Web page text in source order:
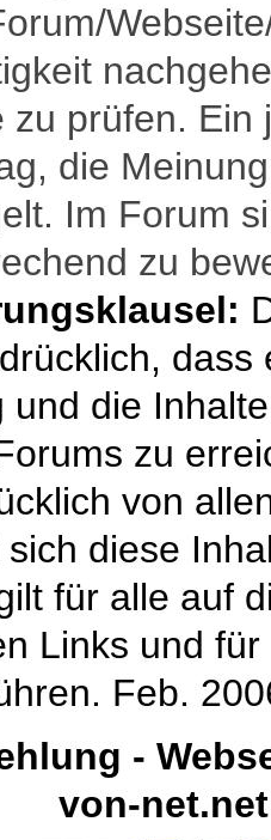
zu prüfen.
die
Im Forum
zu
und die
zu
von
diese
für alle auf
Links und
Feb.
-
von-net.net